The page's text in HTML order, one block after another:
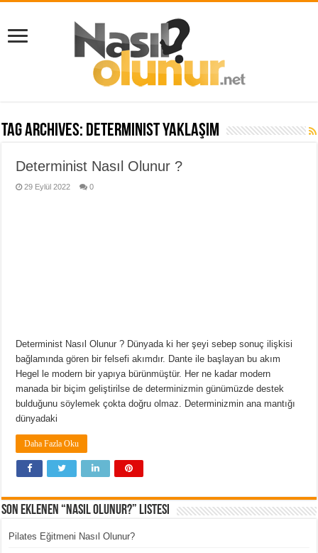
Tag Archives: determinist yaklaşım
Determinist Nasıl Olunur ?
29 Eylül 2022 0
Determinist Nasıl Olunur ? Dünyada ki her şeyi sebep sonuç ilişkisi
bağlamında gören bir felsefi akımdır. Dante ile başlayan bu akım
Hegel le modern bir yapıya bürünmüştür. Her ne kadar modern
manada bir biçim geliştirilse de determinizmin günümüzde destek
bulduğunu söylemek çokta doğru olmaz. Determinizmin ana mantığı
dünyadaki
Daha Fazla Oku
Son Eklenen “Nasıl Olunur?” Listesi
Pilates Eğitmeni Nasıl Olunur?